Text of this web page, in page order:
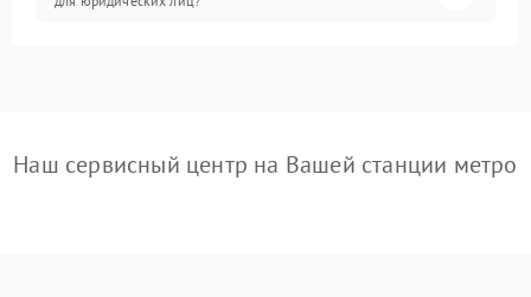
Наш сервисный центр на Вашей станции метро